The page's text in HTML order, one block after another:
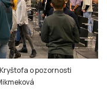
o pozornosti